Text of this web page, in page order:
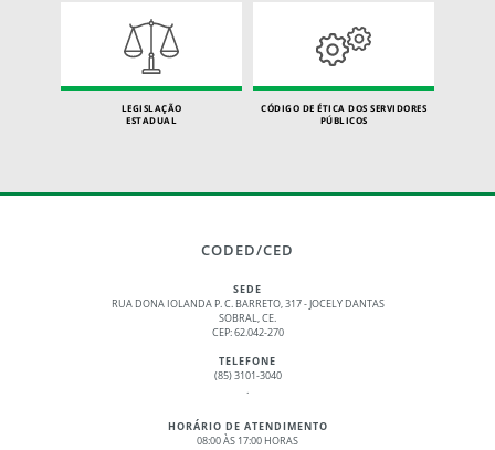
LEGISLAÇÃO
ESTADUAL
CÓDIGO DE ÉTICA DOS SERVIDORES
PÚBLICOS
CODED/CED
SEDE
RUA DONA IOLANDA P. C. BARRETO, 317 - JOCELY DANTAS
SOBRAL, CE.
CEP: 62.042-270
TELEFONE
(85) 3101-3040
.
HORÁRIO DE ATENDIMENTO
08:00 ÀS 17:00 HORAS